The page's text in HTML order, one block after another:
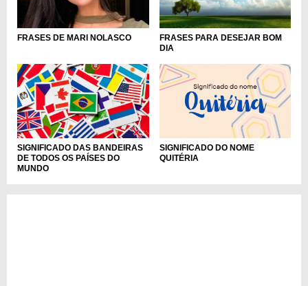
FRASES DE MARI NOLASCO
FRASES PARA DESEJAR BOM
DIA
SIGNIFICADO DAS BANDEIRAS
DE TODOS OS PAÍSES DO
MUNDO
SIGNIFICADO DO NOME
QUITÉRIA